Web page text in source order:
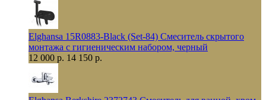
Elghansa 15R0883-Black (Set-84) Смеситель скрытого
монтажа с гигиеническим набором, черный
12 000 р. 14 150 р.